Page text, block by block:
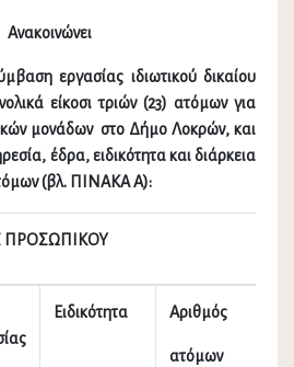
Ανακοινώνει
εργασίας ιδιωτικού δικαίου
είκοσι τριών (23) ατόμων για
μονάδων στο Δήμο Λοκρών, και
έδρα, ειδικότητα και διάρκεια
(βλ. ΠΙΝΑΚΑ Α):
ΠΡΟΣΩΠΙΚΟΥ
Ειδικότητα Αριθμός
ατόμων